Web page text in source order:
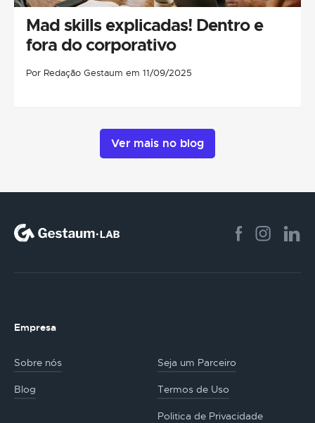
Mad skills explicadas! Dentro e
fora do corporativo
Por Redação Gestaum em 11/09/2025
Ver mais no blog
Empresa
Sobre nós Seja um Parceiro
Blog Termos de Uso
Politica de Privacidade